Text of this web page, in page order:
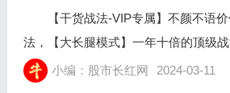
【干货战法-VIP专属】不颜不语
法，【大长腿模式】一年十倍的顶级
位”要求：题材内最高连板！它这个方
小编：股市长红网 2024-03-11